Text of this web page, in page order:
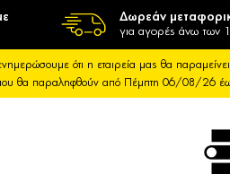
Δωρεάν
για αγορές άνω των
ότι η εταιρεία μας θα
που θα παραληφθούν από Πέμπτη 06/08/26